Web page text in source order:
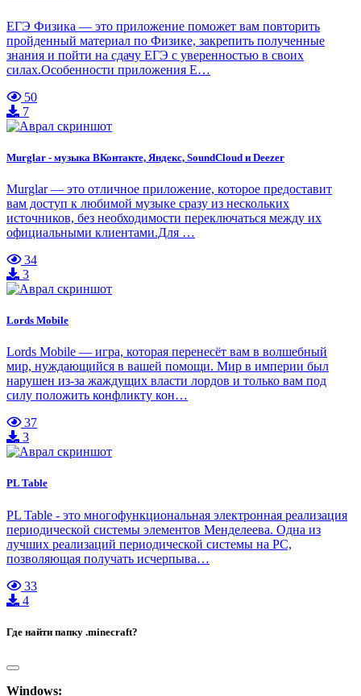
ЕГЭ Физика — это приложение поможет вам повторить
пройденный материал по Физике, закрепить полученные
знания и пойти на сдачу ЕГЭ с уверенностью в своих
силах.Особенности приложения Е…
50
7
Murglar - музыка ВКонтакте, Яндекс, SoundCloud и Deezer
Murglar — это отличное приложение, которое предоставит
вам доступ к любимой музыке сразу из нескольких
источников, без необходимости переключаться между их
официальными клиентами.Для …
34
3
Lords Mobile
Lords Mobile — игра, которая перенесёт вам в волшебный
мир, нуждающийся в вашей помощи. Мир в империи был
нарушен из-за жаждущих власти лордов и только вам под
силу положить конфликту кон…
37
3
PL Table
PL Table - это многофункциональная электронная реализация
периодической системы элементов Менделеева. Одна из
лучших реализаций периодической системы на PC,
позволяющая получать исчерпыва…
33
4
Где найти папку .minecraft?
Windows: